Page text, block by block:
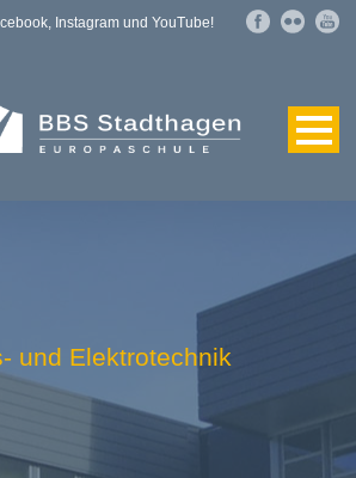
Instagram und YouTube!
und Elektrotechnik